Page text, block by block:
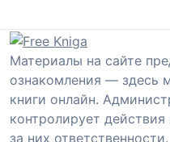
Материалы на сайте
ознакомления — здесь
книги онлайн.
контролирует действия
за них ответственности.